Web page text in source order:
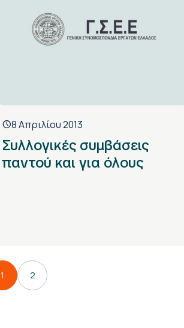
8 Απριλίου 2013
Συλλογικές συμβάσεις
παντού και για όλους
1 2